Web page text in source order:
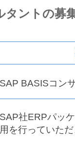
タントの募
SAP BASISコン
SAP社ERPパッ
用を行っていただ